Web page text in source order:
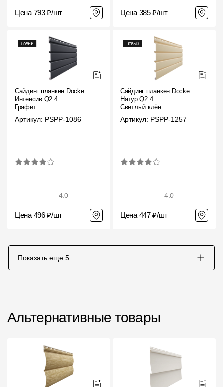
Цена 793 ₽/шт Цена 385 ₽/шт
Сайдинг планкен Docke
Интенсив Q2.4
Графит
Артикул: PSPP-1086
4.0
Цена 496 ₽/шт
Сайдинг планкен Docke
Натур Q2.4
Светлый клён
Артикул: PSPP-1257
4.0
Цена 447 ₽/шт
Показать еще 5
Альтернативные товары